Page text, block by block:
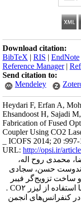
Download citation:
BibTeX | RIS | EndNote
Reference Manager|
Send citation to:
Mendeley
Heydari F, Erfan A,
Ehsandoost H, Sajadi
Fabrication of Fused
Coupler Using CO2
_ ICOFS 2014; 20
URL: http://opsi.ir/
محمدی روح اله،
حسن، سجادی
ساخت تزویج‌گر فیبر
نوری جهتی به روش جوش با استفاده از لیزر CO۲ .
در کنفرانس‌های انجمن